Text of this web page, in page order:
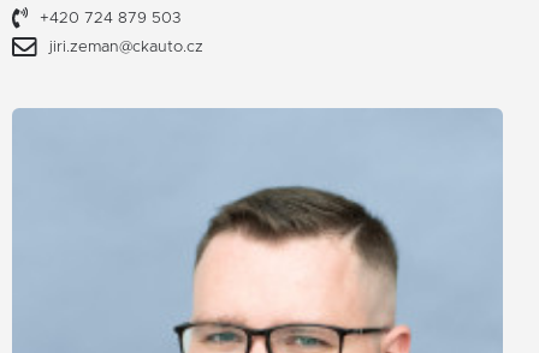
+420 724 879 503
jiri.zeman@ckauto.cz